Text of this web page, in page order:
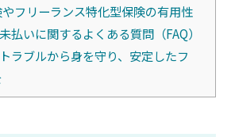
フリーランス特化型保険の有用性
払いに関するよくある質問（FAQ）
ラブルから身を守り、安定したフ